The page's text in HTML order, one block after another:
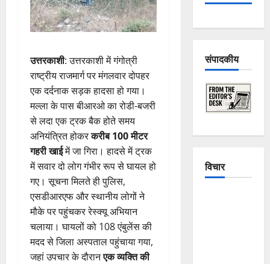
उत्तरकाशी: उत्तरकाशी में गंगोत्री
राष्ट्रीय राजमार्ग पर मंगलवार दोपहर
एक दर्दनाक सड़क हादसा हो गया।
मल्ला के पास बीआरओ का रोडी-बजरी
से लदा एक ट्रक बैक होते समय
अनियंत्रित होकरकरीब 100 मीटर
गहरी खाईमें जा गिरा। हादसे में ट्रक
में सवार दो लोग गंभीर रूप से घायल हो
गए। सूचना मिलते ही पुलिस,
एसडीआरएफ और स्थानीय लोगों ने
मौके पर पहुंचकर रेस्क्यू अभियान
चलाया। घायलों को 108 एंबुलेंस की
मदद से जिला अस्पताल पहुंचाया गया,
जहां उपचार के दौरानएक व्यक्ति की
संपादकीय
विचार